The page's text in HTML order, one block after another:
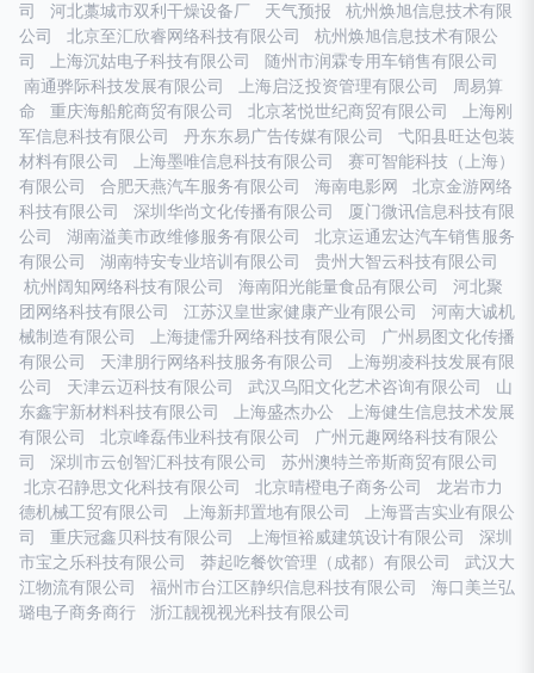
司
河北藁城市双利干燥设备厂 天气预报
杭州焕旭信息技术有限
公司
北京至汇欣睿网络科技有限公司
杭州焕旭信息技术有限公
司
上海沉姑电子科技有限公司
随州市润霖专用车销售有限公司
南通骅际科技发展有限公司
上海启泛投资管理有限公司
周易算
命
重庆海船舵商贸有限公司 北京茗悦世纪商贸有限公司
上海刚
军信息科技有限公司
丹东东易广告传媒有限公司
弋阳县旺达包装
材料有限公司
上海墨唯信息科技有限公司
赛可智能科技（上海）
有限公司
合肥天燕汽车服务有限公司 海南电影网
北京金游网络
科技有限公司
深圳华尚文化传播有限公司
厦门微讯信息科技有限
公司
湖南溢美市政维修服务有限公司
北京运通宏达汽车销售服务
有限公司
湖南特安专业培训有限公司
贵州大智云科技有限公司
杭州阔知网络科技有限公司
海南阳光能量食品有限公司
河北聚
团网络科技有限公司
江苏汉皇世家健康产业有限公司
河南大诚机
械制造有限公司
上海捷儒升网络科技有限公司
广州易图文化传播
有限公司
天津朋行网络科技服务有限公司
上海朔凌科技发展有限
公司
天津云迈科技有限公司 武汉乌阳文化艺术咨询有限公司
山
东鑫宇新材料科技有限公司
上海盛杰办公
上海健生信息技术发展
有限公司
北京峰磊伟业科技有限公司
广州元趣网络科技有限公
司
深圳市云创智汇科技有限公司
苏州澳特兰帝斯商贸有限公司
北京召静思文化科技有限公司
北京晴橙电子商务公司
龙岩市力
德机械工贸有限公司
上海新邦置地有限公司
上海晋吉实业有限公
司
重庆冠鑫贝科技有限公司 上海恒裕威建筑设计有限公司
深圳
市宝之乐科技有限公司
莽起吃餐饮管理（成都）有限公司
武汉大
江物流有限公司
福州市台江区静织信息科技有限公司
海口美兰弘
璐电子商务商行
浙江靓视视光科技有限公司